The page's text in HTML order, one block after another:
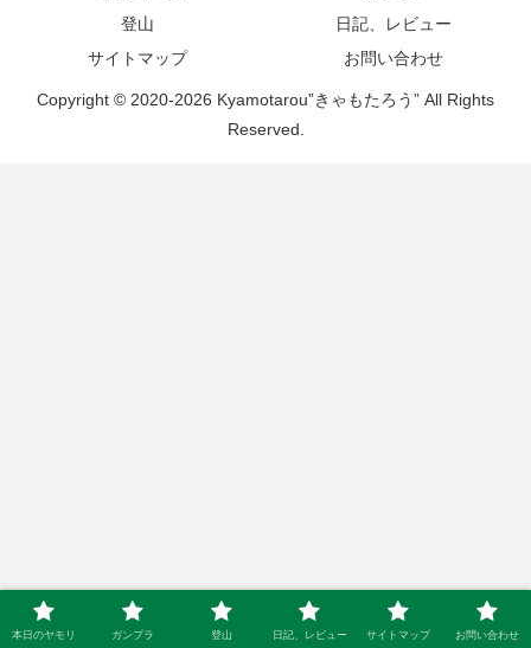
登山
日記、レビュー
サイトマップ
お問い合わせ
Copyright © 2020-2026 Kyamotarou”きゃもたろう” All Rights
Reserved.
本日のヤモリ ガンプラ 登山 日記、レビュー サイトマップ お問い合わせ